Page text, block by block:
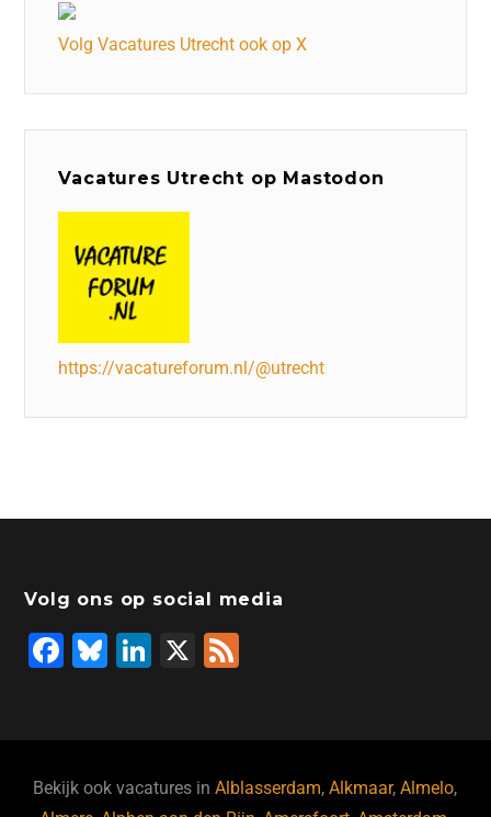
Volg Vacatures Utrecht ook op X
Vacatures Utrecht op Mastodon
https://vacatureforum.nl/@utrecht
Volg ons op social media
F
b
Bl
ky
Li
dI
X
Bekijk ook vacatures inAlblasserdam,Alkmaar,Almelo,